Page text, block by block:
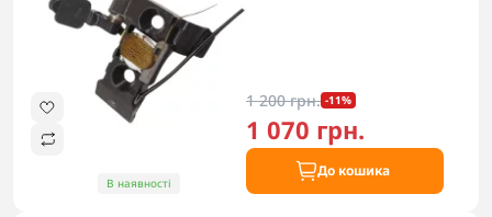
В наявності
1 200 грн. -11%
1 070 грн.
До кошика